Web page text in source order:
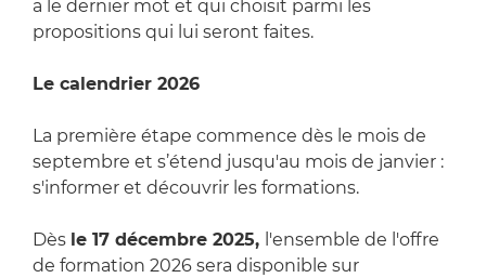
a le dernier mot et qui choisit parmi les
propositions qui lui seront faites.
Le calendrier 2026
La première étape commence dès le mois de
septembre et s’étend jusqu'au mois de janvier :
s'informer et découvrir les formations.
Dès le 17 décembre 2025, l'ensemble de l'offre
de formation 2026 sera disponible sur